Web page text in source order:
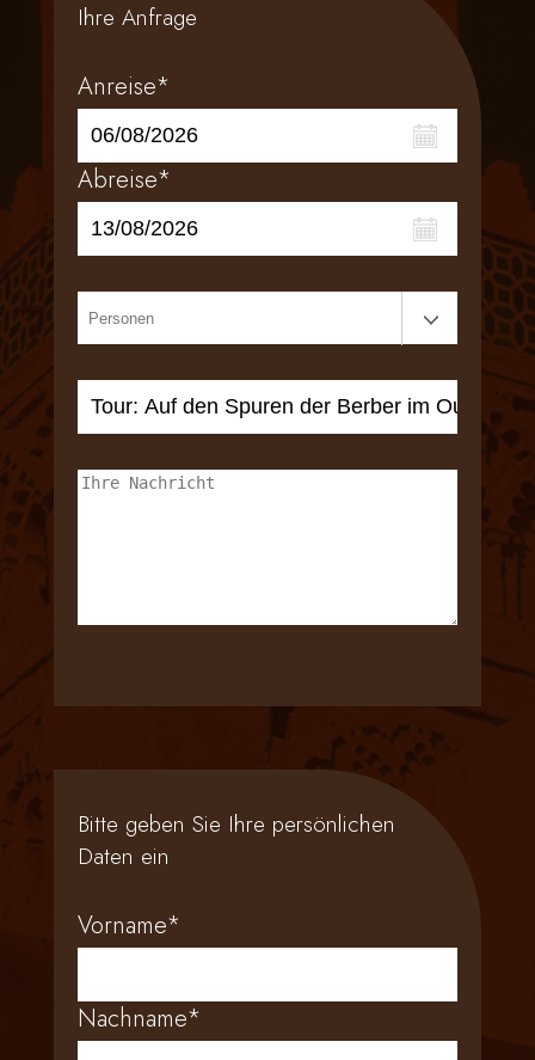
Touren
Galerie
Anfragen
Ihre Anfrage
Anreise*
Abreise*
Bitte geben Sie Ihre persönlichen
Daten ein
Vorname*
Nachname*